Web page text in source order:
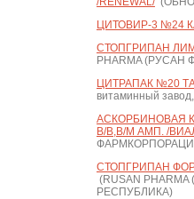
ЦИТОВИР-3 №24
СТОПГРИПАН
PHARMA
ЦИТРАПАК №20
витаминный
АСКОРБИНОВАЯ
В/В,В/М АМП. /
СТОПГРИПАН
(RUSAN
РЕСПУБЛИКА)